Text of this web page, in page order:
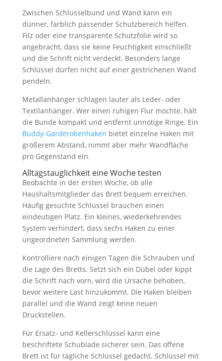
Zwischen Schlüsselbund und Wand kann ein
dünner, farblich passender Schutzbereich helfen.
Filz oder eine transparente Schutzfolie wird so
angebracht, dass sie keine Feuchtigkeit einschließt
und die Schrift nicht verdeckt. Besonders lange
Schlüssel dürfen nicht auf einer gestrichenen Wand
pendeln.
Metallanhänger schlagen lauter als Leder- oder
Textilanhänger. Wer einen ruhigen Flur möchte, hält
die Bunde kompakt und entfernt unnötige Ringe. Ein
Buddy-Garderobenhaken bietet einzelne Haken mit
größerem Abstand, nimmt aber mehr Wandfläche
pro Gegenstand ein.
Alltagstauglichkeit eine Woche testen
Beobachte in der ersten Woche, ob alle
Haushaltsmitglieder das Brett bequem erreichen.
Häufig gesuchte Schlüssel brauchen einen
eindeutigen Platz. Ein kleines, wiederkehrendes
System verhindert, dass sechs Haken zu einer
ungeordneten Sammlung werden.
Kontrolliere nach einigen Tagen die Schrauben und
die Lage des Bretts. Setzt sich ein Dübel oder kippt
die Schrift nach vorn, wird die Ursache behoben,
bevor weitere Last hinzukommt. Die Haken bleiben
parallel und die Wand zeigt keine neuen
Druckstellen.
Für Ersatz- und Kellerschlüssel kann eine
beschriftete Schublade sicherer sein. Das offene
Brett ist für tägliche Schlüssel gedacht. Schlüssel mit